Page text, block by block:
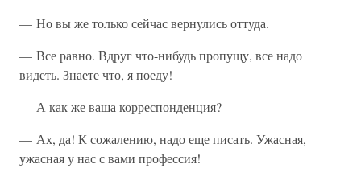
— Но вы же только сейчас вернулись оттуда.
— Все равно. Вдруг что-нибудь пропущу, все надо
видеть. Знаете что, я поеду!
— А как же ваша корреспонденция?
— Ах, да! К сожалению, надо еще писать. Ужасная,
ужасная у нас с вами профессия!